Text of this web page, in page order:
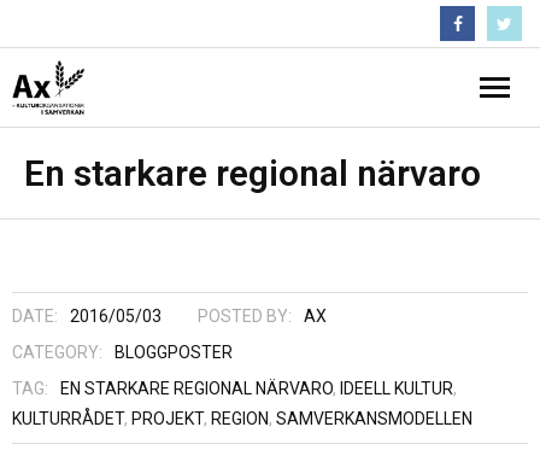
Nyheter
- Krisstödsprojekt
Om Ax
En starkare regional närvaro
DATE: 2016/05/03 POSTED BY:
AX
CATEGORY:
BLOGGPOSTER
TAG:
EN STARKARE REGIONAL NÄRVARO, IDEELL KULTUR,
KULTURRÅDET, PROJEKT, REGION, SAMVERKANSMODELLEN